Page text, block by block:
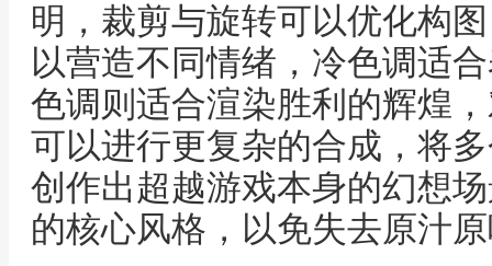
明，裁剪与旋转可以优化构
以营造不同情绪，冷色调适
色调则适合渲染胜利的辉煌
可以进行更复杂的合成，将
创作出超越游戏本身的幻想
的核心风格，以免失去原汁